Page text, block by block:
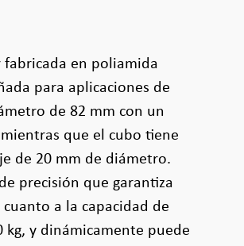
fabricada en poliamida
para aplicaciones de
de 82 mm con un
que el cubo tiene
de 20 mm de diámetro.
precisión que garantiza
a la capacidad de
kg, y dinámicamente puede